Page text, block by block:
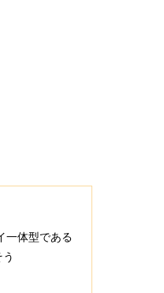
一体型である